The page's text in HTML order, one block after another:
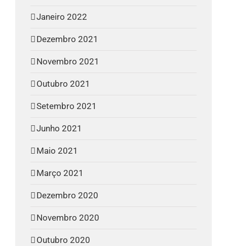
Janeiro 2022
Dezembro 2021
Novembro 2021
Outubro 2021
Setembro 2021
Junho 2021
Maio 2021
Março 2021
Dezembro 2020
Novembro 2020
Outubro 2020